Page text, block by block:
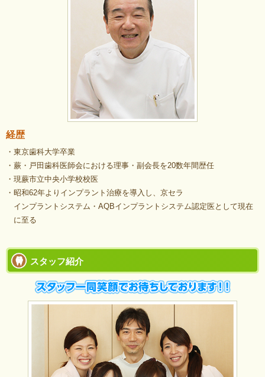
経歴
・東京歯科大学卒業
・蕨・戸田歯科医師会における理事・副会長を20数年間歴任
・現蕨市立中央小学校校医
・昭和62年よりインプラント治療を導入し、京セラ
インプラントシステム・AQBインプラントシステム認定医として現在
に至る
スタッフ紹介